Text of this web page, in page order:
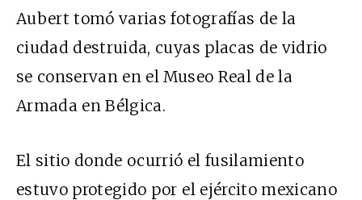
Aubert tomó varias fotografías de la
ciudad destruida, cuyas placas de vidrio
se conservan en el Museo Real de la
Armada en Bélgica.
El sitio donde ocurrió el fusilamiento
estuvo protegido por el ejército mexicano